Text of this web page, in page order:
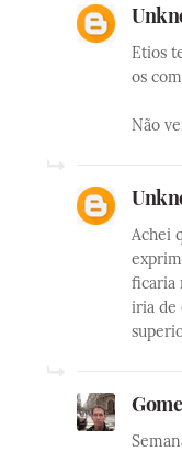
Etios
os
Não
Achei
ficaria
iria de